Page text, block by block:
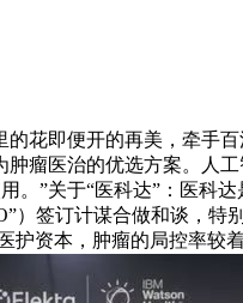
的花即便开的再美，牵手百
瘤医治的优选方案。人
。”关于“医科达”：医科
）签订计谋合做和谈，特
护资本，肿瘤的局控率较